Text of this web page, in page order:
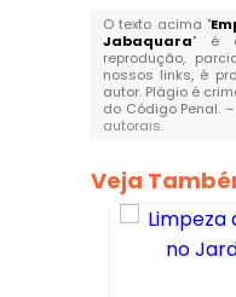
O texto acima "
Jabaquara" é
reprodução,
nossos links, é
autor. Plágio é
do Código Penal. –
autorais.
Veja